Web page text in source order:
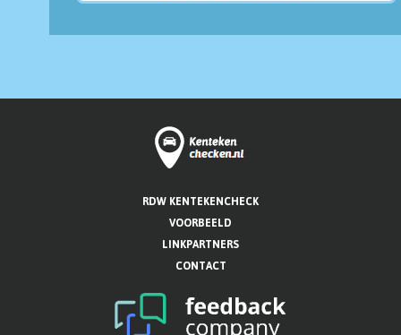
RDW KENTEKENCHECK
VOORBEELD
LINKPARTNERS
CONTACT